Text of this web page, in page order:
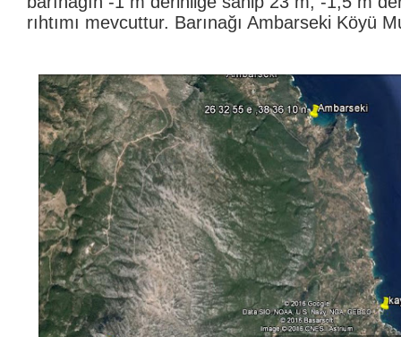
rıhtımı mevcuttur. Barınağı Ambarseki Köyü